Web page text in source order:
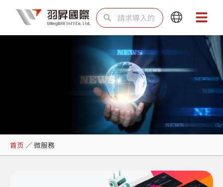
内
SearchSearch
Main
Menu
Main
Menu
微服務
首页 ／ 微服務